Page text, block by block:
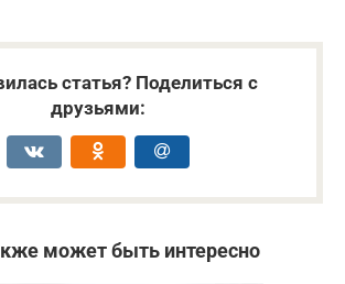
статья? Поделиться с
друзьями:
может быть интересно